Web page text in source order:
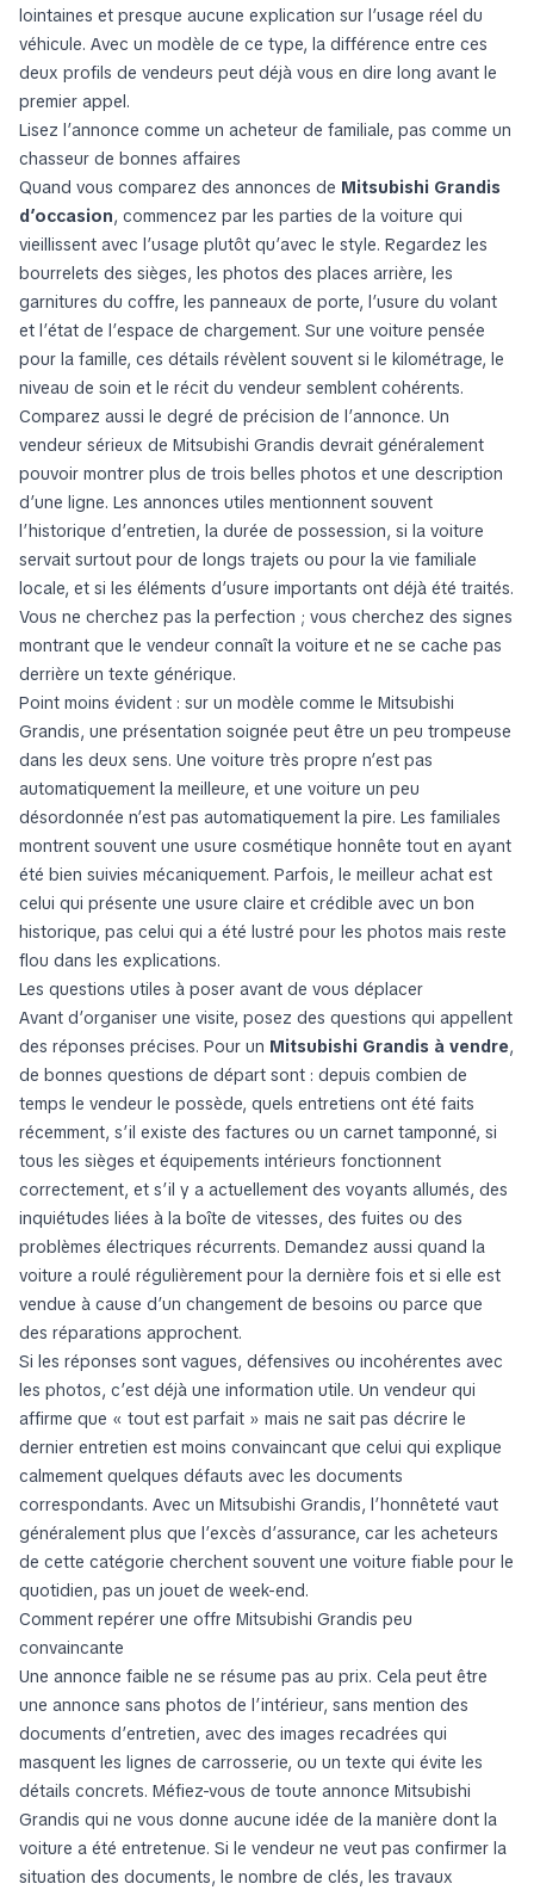
lointaines et presque aucune explication sur l’usage réel du
véhicule. Avec un modèle de ce type, la différence entre ces
deux profils de vendeurs peut déjà vous en dire long avant le
premier appel.
Lisez l’annonce comme un acheteur de familiale, pas comme un
chasseur de bonnes affaires
Quand vous comparez des annonces de Mitsubishi Grandis
d’occasion, commencez par les parties de la voiture qui
vieillissent avec l’usage plutôt qu’avec le style. Regardez les
bourrelets des sièges, les photos des places arrière, les
garnitures du coffre, les panneaux de porte, l’usure du volant
et l’état de l’espace de chargement. Sur une voiture pensée
pour la famille, ces détails révèlent souvent si le kilométrage, le
niveau de soin et le récit du vendeur semblent cohérents.
Comparez aussi le degré de précision de l’annonce. Un
vendeur sérieux de Mitsubishi Grandis devrait généralement
pouvoir montrer plus de trois belles photos et une description
d’une ligne. Les annonces utiles mentionnent souvent
l’historique d’entretien, la durée de possession, si la voiture
servait surtout pour de longs trajets ou pour la vie familiale
locale, et si les éléments d’usure importants ont déjà été traités.
Vous ne cherchez pas la perfection ; vous cherchez des signes
montrant que le vendeur connaît la voiture et ne se cache pas
derrière un texte générique.
Point moins évident : sur un modèle comme le Mitsubishi
Grandis, une présentation soignée peut être un peu trompeuse
dans les deux sens. Une voiture très propre n’est pas
automatiquement la meilleure, et une voiture un peu
désordonnée n’est pas automatiquement la pire. Les familiales
montrent souvent une usure cosmétique honnête tout en ayant
été bien suivies mécaniquement. Parfois, le meilleur achat est
celui qui présente une usure claire et crédible avec un bon
historique, pas celui qui a été lustré pour les photos mais reste
flou dans les explications.
Les questions utiles à poser avant de vous déplacer
Avant d’organiser une visite, posez des questions qui appellent
des réponses précises. Pour un Mitsubishi Grandis à vendre,
de bonnes questions de départ sont : depuis combien de
temps le vendeur le possède, quels entretiens ont été faits
récemment, s’il existe des factures ou un carnet tamponné, si
tous les sièges et équipements intérieurs fonctionnent
correctement, et s’il y a actuellement des voyants allumés, des
inquiétudes liées à la boîte de vitesses, des fuites ou des
problèmes électriques récurrents. Demandez aussi quand la
voiture a roulé régulièrement pour la dernière fois et si elle est
vendue à cause d’un changement de besoins ou parce que
des réparations approchent.
Si les réponses sont vagues, défensives ou incohérentes avec
les photos, c’est déjà une information utile. Un vendeur qui
affirme que « tout est parfait » mais ne sait pas décrire le
dernier entretien est moins convaincant que celui qui explique
calmement quelques défauts avec les documents
correspondants. Avec un Mitsubishi Grandis, l’honnêteté vaut
généralement plus que l’excès d’assurance, car les acheteurs
de cette catégorie cherchent souvent une voiture fiable pour le
quotidien, pas un jouet de week-end.
Comment repérer une offre Mitsubishi Grandis peu
convaincante
Une annonce faible ne se résume pas au prix. Cela peut être
une annonce sans photos de l’intérieur, sans mention des
documents d’entretien, avec des images recadrées qui
masquent les lignes de carrosserie, ou un texte qui évite les
détails concrets. Méfiez-vous de toute annonce Mitsubishi
Grandis qui ne vous donne aucune idée de la manière dont la
voiture a été entretenue. Si le vendeur ne veut pas confirmer la
situation des documents, le nombre de clés, les travaux